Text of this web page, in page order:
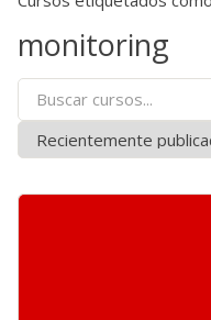
monitoring